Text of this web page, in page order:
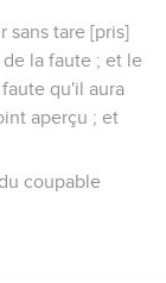
sans tare [pris]
la faute ; et le
qu'il aura
aperçu ; et
coupable